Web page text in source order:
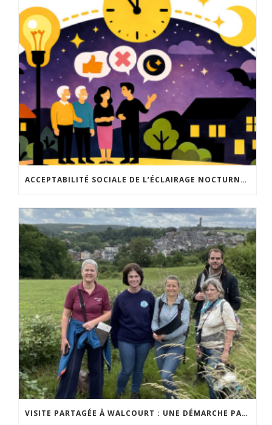
ACCEPTABILITÉ SOCIALE DE L’ÉCLAIRAGE NOCTURNE : LE REPLAY EST DISPONIBLE
VISITE PARTAGÉE À WALCOURT : UNE DÉMARCHE PARTICIPATIVE ANIMÉE PAR ESPACE ENVIRONNEMENT